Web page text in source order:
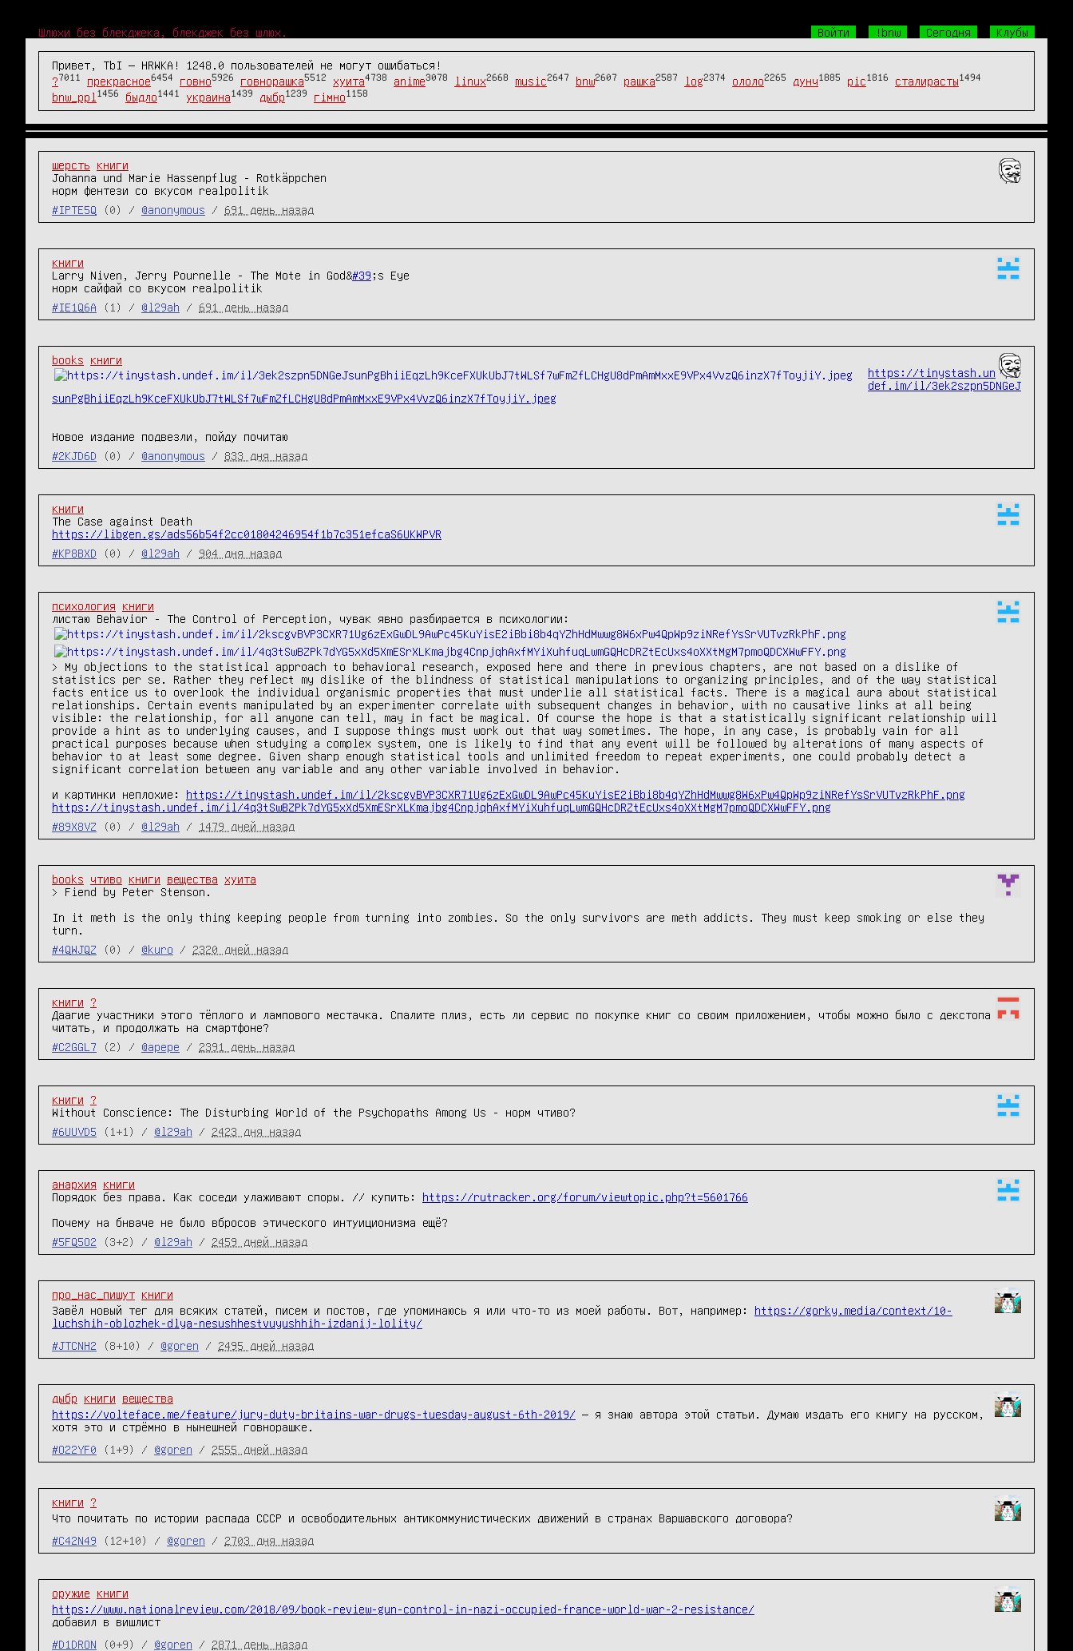
Шлюхи без блекджека, блекджек без шлюх. Войти !bnw Сегодня Клубы
Привет, TbI — HRWKA! 1248.0 пользователей не могут ошибаться!
?7011 прекрасное6454 говно5926 говнорашка5512 хуита4738 anime3078 linux2668 music2647 bnw2607 рашка2587 log2374 ололо2265 дунч1885 pic1816 сталирасты1494
bnw_ppl 1456 быдло1441 украина1439 дыбр1239 гімно1158
шерсть
книги
Johanna und Marie Hassenpflug - Rotkäppchen
норм фентези со вкусом realpolitik
#IPTE5Q
(0) / @anonymous / 691 день назад
книги
Larry Niven, Jerry Pournelle - The Mote in God&#39 ;s Eye
норм сайфай со вкусом realpolitik
#IE1Q6A
(1) / @l29ah / 691 день назад
books
книги
https://tinystash.un
def.im/il/3ek2szpn5DNGeJ
sunPgBhiiEqzLh9KceFXUkUbJ7tWLSf7wFmZfLCHgU8dPmAmMxxE9VPx4VvzQ6inzX7fToyjiY.jpeg
Новое издание подвезли, пойду почитаю
#2KJD6D
(0) / @anonymous / 833 дня назад
книги
https://libgen.gs/ads56b54f2cc01804246954f1b7c351efcaS6UKWPVR
#KP8BXD
(0) / @l29ah / 904 дня назад
психология
книги
листаю Behavior - The Control of Perception, чувак явно разбирается в психологии:
> My objections to the statistical approach to behavioral research, exposed here and there in previous chapters, are not based on a dislike of
statistics per se. Rather they reflect my dislike of the blindness of statistical manipulations to organizing principles, and of the way statistical
facts entice us to overlook the individual organismic properties that must underlie all statistical facts. There is a magical aura about statistical
relationships. Certain events manipulated by an experimenter correlate with subsequent changes in behavior, with no causative links at all being
visible: the relationship, for all anyone can tell, may in fact be magical. Of course the hope is that a statistically significant relationship will
provide a hint as to underlying causes, and I suppose things must work out that way sometimes. The hope, in any case, is probably vain for all
practical purposes because when studying a complex system, one is likely to find that any event will be followed by alterations of many aspects of
behavior to at least some degree. Given sharp enough statistical tools and unlimited freedom to repeat experiments, one could probably detect a
significant correlation between any variable and any other variable involved in behavior.
и картинки неплохие: https://tinystash.undef.im/il/2kscgvBVP3CXR71Ug6zExGwDL9AwPc45KuYisE2iBbi8b4qYZhHdMwwg8W6xPw4QpWp9ziNRefYsSrVUTvzRkPhF.png
https://tinystash.undef.im/il/4q3tSwBZPk7dYG5xXd5XmESrXLKmajbg4CnpjqhAxfMYiXuhfuqLwmGQHcDRZtEcUxs4oXXtMgM7pmoQDCXWwFFY.png
#89X8VZ
(0) / @l29ah / 1479 дней назад
books чтиво книги вещества
хуита
> Fiend by Peter Stenson.
In it meth is the only thing keeping people from turning into zombies. So the only survivors are meth addicts. They must keep smoking or else they
turn.
#4QWJQZ
(0) / @kuro / 2320 дней назад
книги
?
Даагие участники этого тёплого и лампового местачка. Спалите плиз, есть ли сервис по покупке книг со своим приложением, чтобы можно было с декстопа
читать, и продолжать на смартфоне?
#C2GGL7
(2) / @apepe / 2391 день назад
книги
?
Without Conscience: The Disturbing World of the Psychopaths Among Us - норм чтиво?
#6UUVD5
(1+1) / @l29ah / 2423 дня назад
анархия
книги
Порядок без права. Как соседи улаживают споры. // купить: https://rutracker.org/forum/viewtopic.php?t=5601766
Почему на бнваче не было вбросов этического интуиционизма ещё?
#5FQ5O2
(3+2) / @l29ah / 2459 дней назад
про_нас_пишут книги
Завёл новый тег для всяких статей, писем и постов, где упоминаюсь я или что-то из моей работы. Вот, например: https://gorky.media/context/10-
luchshih-oblozhek-dlya-nesushhestvuyushhih-izdanij-lolity/
#JTCNH2
(8+10) / @goren / 2495 дней назад
дыбр книги
вещества
https://volteface.me/feature/jury-duty-britains-war-drugs-tuesday-august-6th-2019/ — я знаю автора этой статьи. Думаю издать его книгу на русском,
хотя это и стрёмно в нынешней говнорашке.
#O22YF0
(1+9) / @goren / 2555 дней назад
книги
?
Что почитать по истории распада СССР и освободительных антикоммунистических движений в странах Варшавского договора?
#C42N49
(12+10) / @goren / 2703 дня назад
оружие
книги
https://www.nationalreview.com/2018/09/book-review-gun-control-in-nazi-occupied-france-world-war-2-resistance/
добавил в вишлист
#D1DRON
(0+9) / @goren / 2871 день назад